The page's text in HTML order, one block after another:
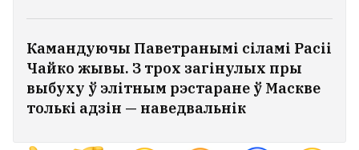
Камандуючы Паветранымі сіламі Расіі
Чайко жывы. З трох загінулых пры
выбуху ў элітным рэстаране ў Маскве
толькі адзін — наведвальнік